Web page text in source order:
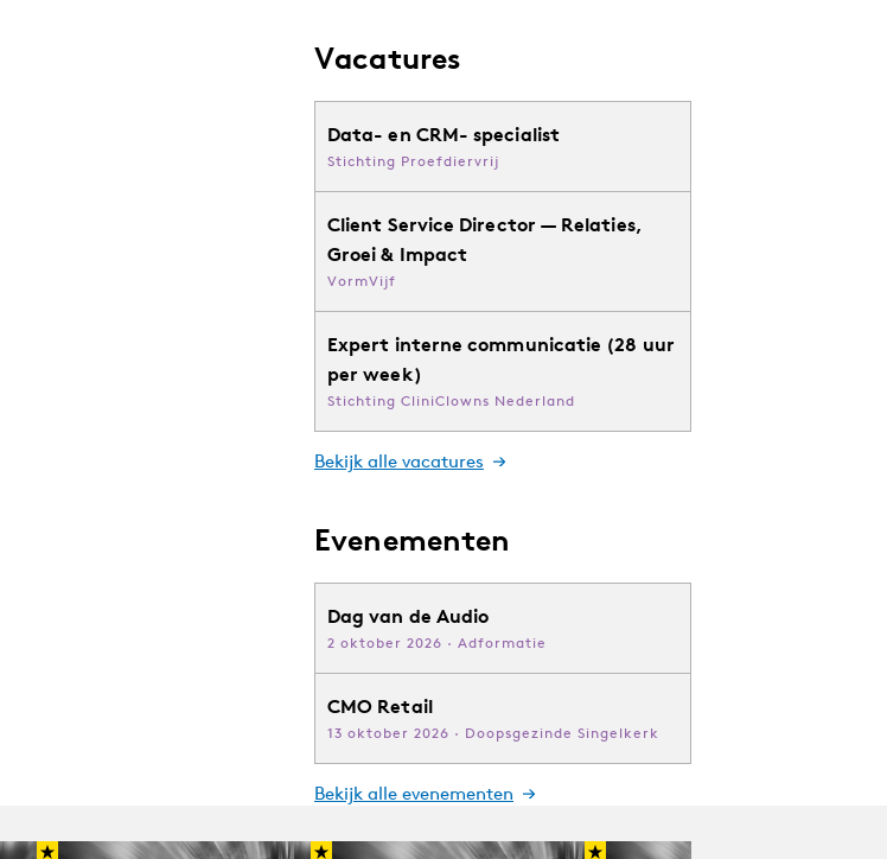
Vacatures
Data- en CRM- specialist
Stichting Proefdiervrij
Client Service Director — Relaties,
Groei & Impact
VormVijf
Expert interne communicatie (28 uur
per week)
Stichting CliniClowns Nederland
Bekijk alle vacatures
Evenementen
Dag van de Audio
2 oktober 2026 · Adformatie
CMO Retail
13 oktober 2026 · Doopsgezinde Singelkerk
Bekijk alle evenementen